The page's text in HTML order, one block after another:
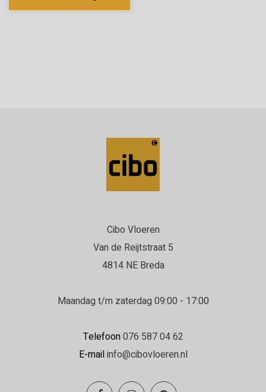
Cibo Vloeren
Van de Reijtstraat 5
4814 NE Breda
Maandag t/m zaterdag 09:00 - 17:00
Telefoon076 587 04 62
E-mailinfo@cibovloeren.nl